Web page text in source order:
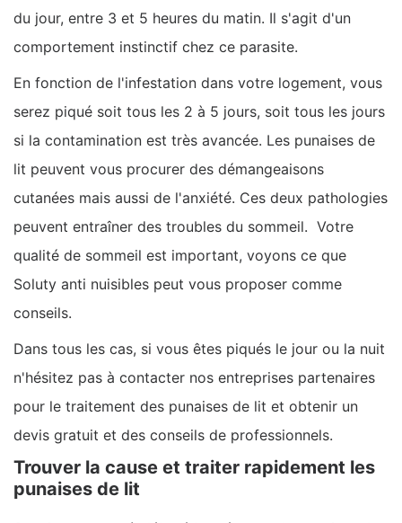
du jour, entre 3 et 5 heures du matin. Il s'agit d'un
comportement instinctif chez ce parasite.
En fonction de l'infestation dans votre logement, vous
serez piqué soit tous les 2 à 5 jours, soit tous les jours
si la contamination est très avancée. Les punaises de
lit peuvent vous procurer des démangeaisons
cutanées mais aussi de l'anxiété. Ces deux pathologies
peuvent entraîner des troubles du sommeil. Votre
qualité de sommeil est important, voyons ce que
Soluty anti nuisibles peut vous proposer comme
conseils.
Dans tous les cas, si vous êtes piqués le jour ou la nuit
n'hésitez pas à contacter nos entreprises partenaires
pour le traitement des punaises de lit et obtenir un
devis gratuit et des conseils de professionnels.
Trouver la cause et traiter rapidement les
punaises de lit